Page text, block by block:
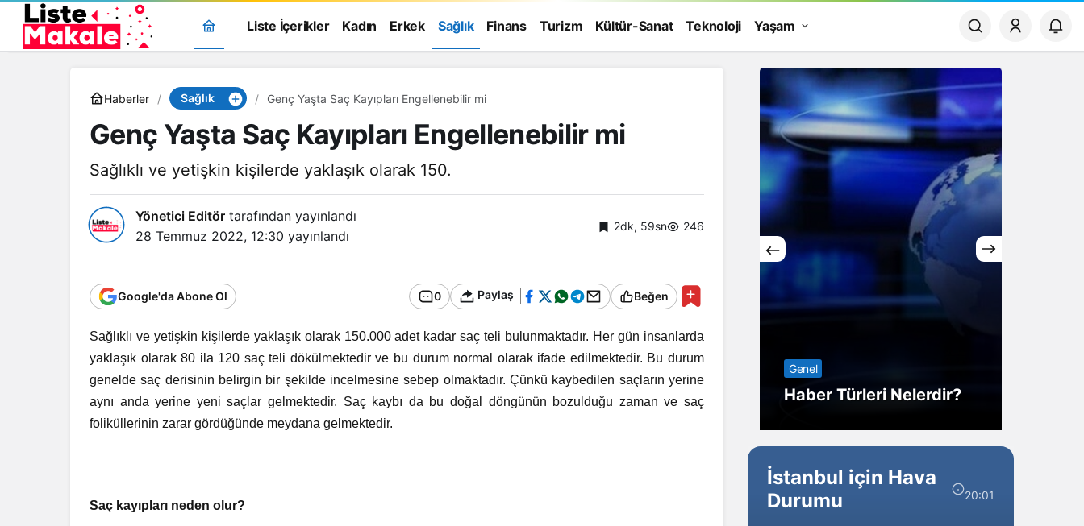
Liste İçerikler Kadın Erkek Sağlık Finans Turizm Kültür-Sanat Teknoloji Yaşam
Haberler Sağlık Genç Yaşta Saç Kayıpları Engellenebilir mi
Genç Yaşta Saç Kayıpları Engellenebilir mi
Sağlıklı ve yetişkin kişilerde yaklaşık olarak 150.
Yönetici Editör tarafından yayınlandı
28 Temmuz 2022, 12:30 yayınlandı
2dk, 59sn 246
Google'da Abone Ol 0 Paylaş Beğen
Sağlıklı ve yetişkin kişilerde yaklaşık olarak 150.000 adet kadar saç teli bulunmaktadır. Her gün insanlarda
yaklaşık olarak 80 ila 120 saç teli dökülmektedir ve bu durum normal olarak ifade edilmektedir. Bu durum
genelde saç derisinin belirgin bir şekilde incelmesine sebep olmaktadır. Çünkü kaybedilen saçların yerine
aynı anda yerine yeni saçlar gelmektedir. Saç kaybı da bu doğal döngünün bozulduğu zaman ve saç
foliküllerinin zarar gördüğünde meydana gelmektedir.
Saç kayıpları neden olur?
Bir Erkek Bir Kadına Ne
Zaman Bağlanır?
Genel
Haber Türleri Nelerdir?
İstanbul için Hava
Durumu
20:01